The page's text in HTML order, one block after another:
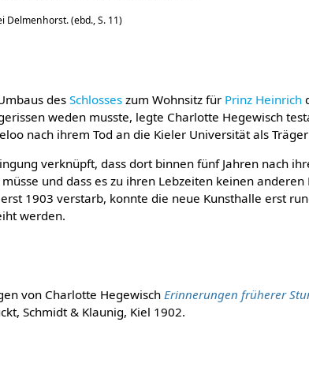
Delmenhorst. (ebd., S. 11)
desSchlosses zum Wohnsitz für Prinz Heinrich
weden musste, legte Charlotte Hegewisch
nach ihrem Tod an die Kieler Universität als
verknüpft, dass dort binnen fünf Jahren nach
und dass es zu ihren Lebzeiten keinen
1903 verstarb, konnte die neue Kunsthalle erst
werden.
von Charlotte Hegewisch Erinnerungen früherer
Schmidt & Klaunig, Kiel 1902.